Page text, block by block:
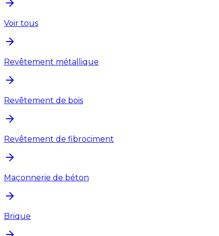
Voir tous
Revêtement métallique
Revêtement de bois
Revêtement de fibrociment
Maçonnerie de béton
Brique